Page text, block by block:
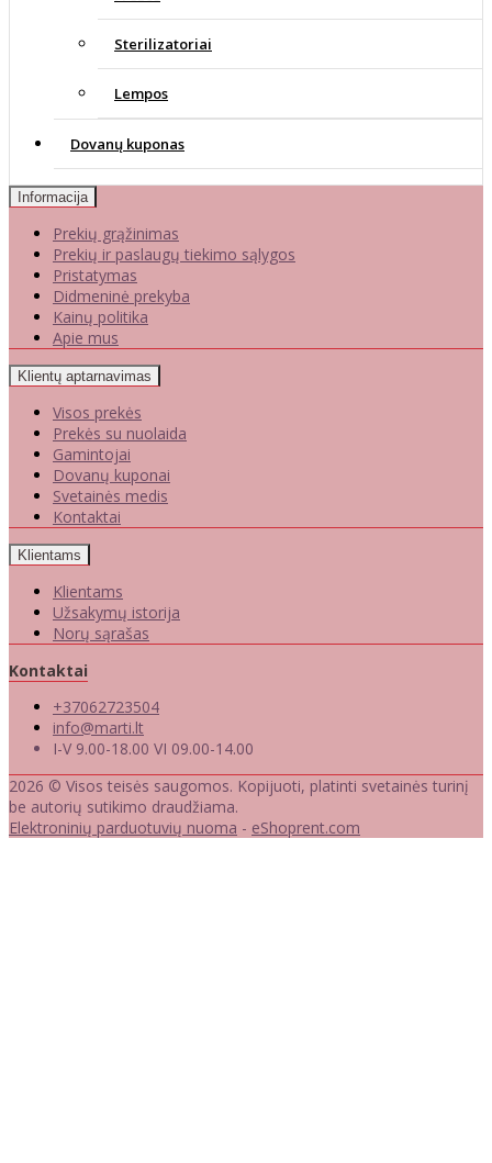
Sterilizatoriai
Lempos
Dovanų kuponas
Informacija
Prekių grąžinimas
Prekių ir paslaugų tiekimo sąlygos
Pristatymas
Didmeninė prekyba
Kainų politika
Apie mus
Klientų aptarnavimas
Visos prekės
Prekės su nuolaida
Gamintojai
Dovanų kuponai
Svetainės medis
Kontaktai
Klientams
Klientams
Užsakymų istorija
Norų sąrašas
Kontaktai
+37062723504
info@marti.lt
I-V 9.00-18.00 VI 09.00-14.00
2026 © Visos teisės saugomos. Kopijuoti, platinti svetainės turinį
be autorių sutikimo draudžiama.
Elektroninių parduotuvių nuoma - eShoprent.com